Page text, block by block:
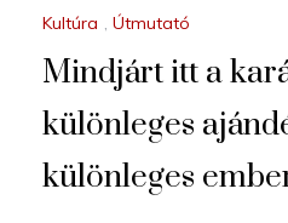
Kultúra , Útmutató
Mindjárt itt a
különleges
különleges